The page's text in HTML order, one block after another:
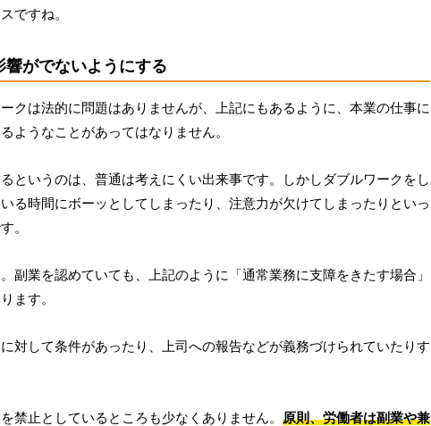
ですね。
がでないようにする
クは法的に問題はありませんが、上記にもあるように、本業の仕事に
ようなことがあってはなりません。
というのは、普通は考えにくい出来事です。しかしダブルワークをし
る時間にボーッとしてしまったり、注意力が欠けてしまったりといっ
。
副業を認めていても、上記のように「通常業務に支障をきたす場合」
ます。
対して条件があったり、上司への報告などが義務づけられていたりす
禁止としているところも少なくありません。 原則、労働者は副業や兼